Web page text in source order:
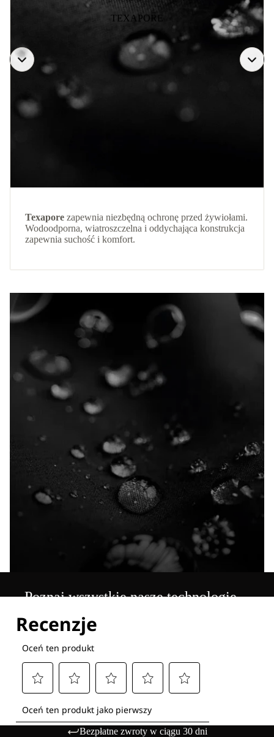
TEXAPORE
Texapore zapewnia niezbędną ochronę przed żywiołami.
Wodoodporna, wiatroszczelna i oddychająca konstrukcja
zapewnia suchość i komfort.
Poznaj wszystkie nasze technologie
Bezpłatne zwroty w ciągu 30 dni